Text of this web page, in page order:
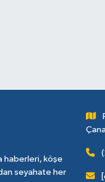
haberleri, köşe
seyahate her